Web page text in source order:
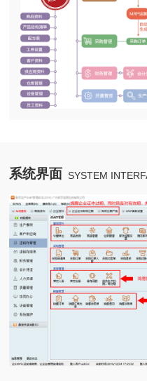
系统界面 SYSTEM